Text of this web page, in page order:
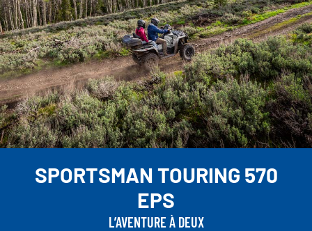
SPORTSMAN TOURING 570
EPS
L’AVENTURE À DEUX